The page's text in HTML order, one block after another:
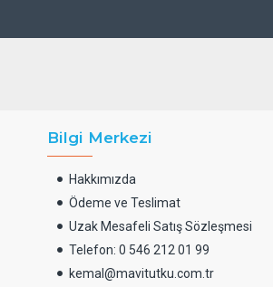
Bilgi Merkezi
Hakkımızda
Ödeme ve Teslimat
Uzak Mesafeli Satış Sözleşmesi
Telefon: 0 546 212 01 99
kemal@mavitutku.com.tr